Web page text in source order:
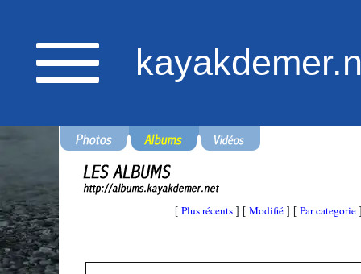
[ Plus récents ] [ Modifié ] [ Par categorie